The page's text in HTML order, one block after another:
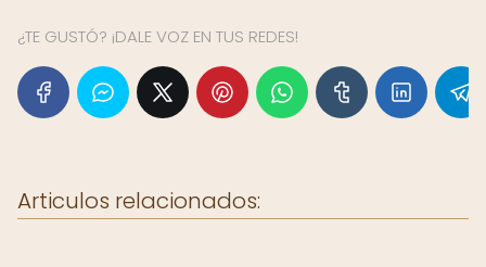
¿TE GUSTÓ? ¡DALE VOZ EN TUS REDES!
Articulos relacionados: